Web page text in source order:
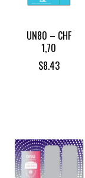
UN80 – CHF
1,70
$8.43